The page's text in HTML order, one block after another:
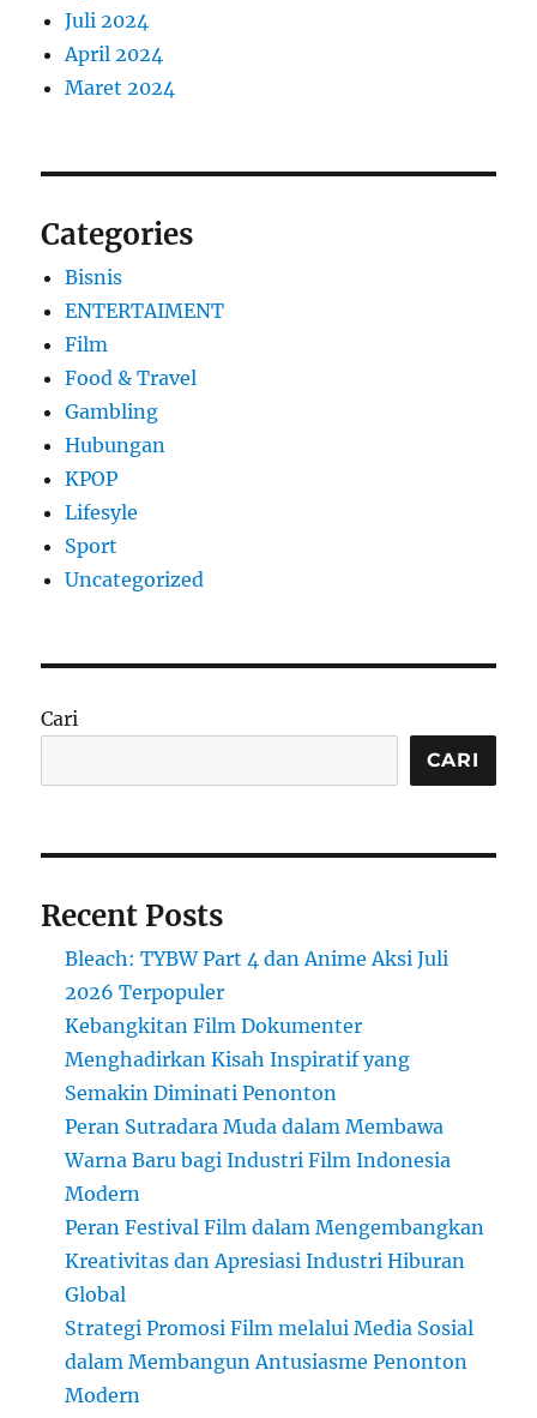
Juli 2024
April 2024
Maret 2024
Categories
Bisnis
ENTERTAIMENT
Film
Food & Travel
Gambling
Hubungan
KPOP
Lifesyle
Sport
Uncategorized
Cari
CARI
Recent Posts
Bleach: TYBW Part 4 dan Anime Aksi Juli
2026 Terpopuler
Kebangkitan Film Dokumenter
Menghadirkan Kisah Inspiratif yang
Semakin Diminati Penonton
Peran Sutradara Muda dalam Membawa
Warna Baru bagi Industri Film Indonesia
Modern
Peran Festival Film dalam Mengembangkan
Kreativitas dan Apresiasi Industri Hiburan
Global
Strategi Promosi Film melalui Media Sosial
dalam Membangun Antusiasme Penonton
Modern